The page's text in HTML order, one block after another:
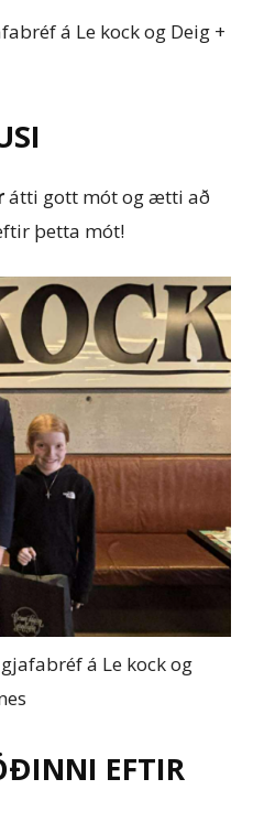
á Le kock og Deig +
átti gott mót og ætti að
þetta mót!
á Le kock og
EFTIR